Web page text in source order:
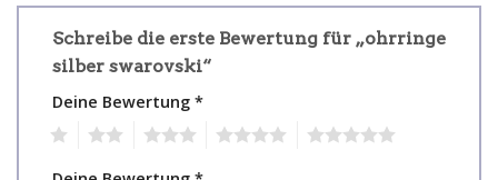
Schreibe die erste Bewertung für „ohrringe
silber swarovski“
Deine Bewertung *